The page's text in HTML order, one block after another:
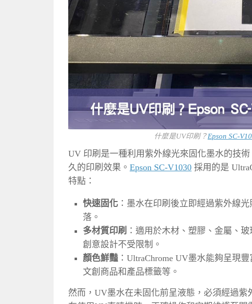
什麼是UV印刷？Epson SC-
UV 印刷是一種利用紫外線光來固化墨水的技
久的印刷效果。 Epson SC-V1030 採用的是
特點：
快速固化 ：墨水在印刷後立即經過紫外線
落。
多材質印刷 ：適用於木材、塑膠、金屬、
創意設計不受限制。
顏色鮮豔 ：UltraChrome UV墨水能夠呈現
文創商品和產品標籤等。
然而，UV墨水在未固化前呈液態，必須經過紫